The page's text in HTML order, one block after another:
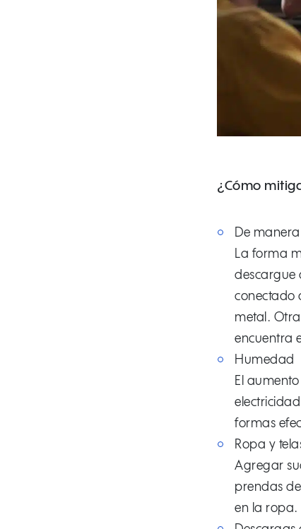
¿Cómo
De
La forma
descargue
conectado
metal. Otra
encuentra
Humedad
El
formas
Ropa y
Agregar
prendas
en la ropa.